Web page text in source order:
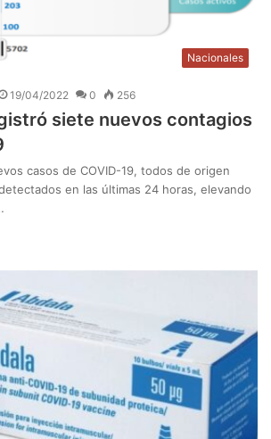
Nacionales
19/04/2022 0 256
siete nuevos contagios
casos de COVID-19, todos de origen
en las últimas 24 horas, elevando